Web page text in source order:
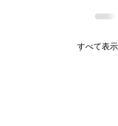
すべて表示